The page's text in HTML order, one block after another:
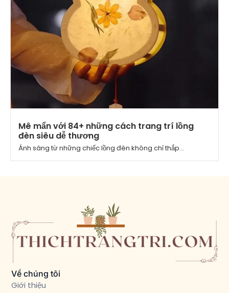
Mê mẩn với 84+ những cách trang trí lồng
đèn siêu dễ thương
Ánh sáng từ những chiếc lồng đèn không chỉ thắp...
Về chúng tôi
Giới thiệu